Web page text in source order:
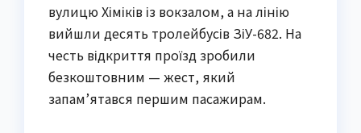
вулицю Хіміків із вокзалом, а на лінію
вийшли десять тролейбусів ЗіУ-682. На
честь відкриття проїзд зробили
безкоштовним — жест, який
запам’ятався першим пасажирам.